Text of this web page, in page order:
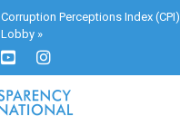
Corruption Perceptions Index (CPI)
Lobby»